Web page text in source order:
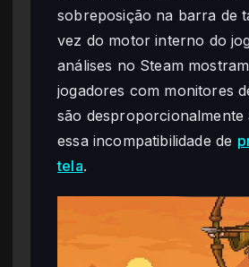
sobreposição na barra de
vez do motor interno do
análises no Steam
jogadores com monitores
são
essa incompatibilidade de
tela.